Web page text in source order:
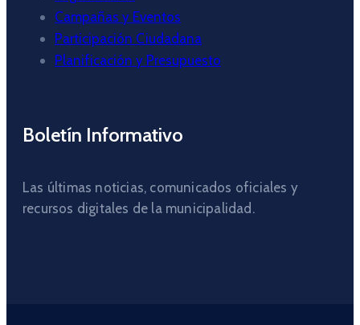
Campañas y Eventos
Participación Ciudadana
Planificación y Presupuesto
Boletín Informativo
Las últimas noticias, comunicados oficiales y
recursos digitales de la municipalidad.